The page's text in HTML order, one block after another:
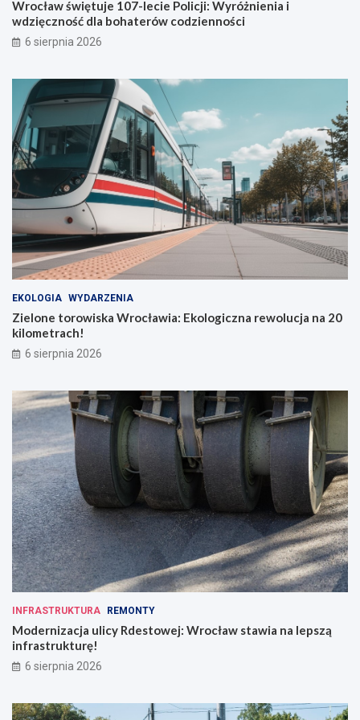
w
i
a
u
s
ó
w
i
w
d
z
n
o
ś
ć
d
l
a
b
o
h
t
e
r
ó
o
d
z
e
n
n
o
ś
c
i
Wrocław świętuje 107-lecie Policji: Wyróżnienia i
wdzięczność dla bohaterów codzienności
6 sierpnia 2026
EKOLOGIA WYDARZENIA
Zielone torowiska Wrocławia: Ekologiczna rewolucja na 20
kilometrach!
6 sierpnia 2026
INFRASTRUKTURA REMONTY
Modernizacja ulicy Rdestowej: Wrocław stawia na lepszą
infrastrukturę!
6 sierpnia 2026